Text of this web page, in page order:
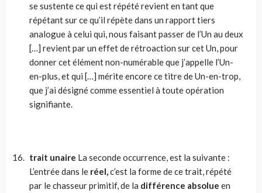
se sustente ce qui est répété revient en tant que
répétant sur ce qu’il répète dans un rapport tiers
analogue à celui qui, nous faisant passer de l’Un au deux
[…] revient par un effet de rétroaction sur cet Un, pour
donner cet élément non-numérable que j’appelle l’Un-
en-plus, et qui […] mérite encore ce titre de Un-en-trop,
que j’ai désigné comme essentiel à toute opération
signifiante.
trait unaire La seconde occurrence, est la suivante :
L’entrée dans le réel,c’est la forme de ce trait, répété
par le chasseur primitif, de la différence absolue en